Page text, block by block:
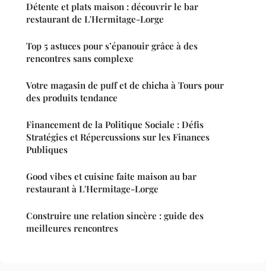
Détente et plats maison : découvrir le bar
restaurant de L'Hermitage-Lorge
Top 5 astuces pour s’épanouir grâce à des
rencontres sans complexe
Votre magasin de puff et de chicha à Tours pour
des produits tendance
Financement de la Politique Sociale : Défis
Stratégies et Répercussions sur les Finances
Publiques
Good vibes et cuisine faite maison au bar
restaurant à L'Hermitage-Lorge
Construire une relation sincère : guide des
meilleures rencontres